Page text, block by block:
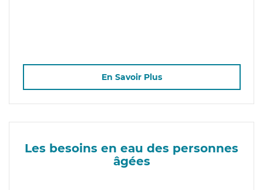
En Savoir Plus
Les besoins en eau des personnes
âgées